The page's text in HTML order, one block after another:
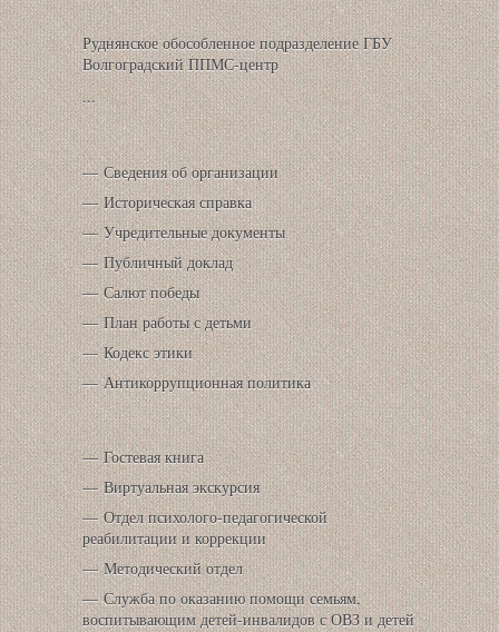
Руднянское обособленное подразделение ГБУ
Волгоградский ППМС-центр
...
Сведения об организации
Историческая справка
Учредительные документы
Публичный доклад
Салют победы
План работы с детьми
Кодекс этики
Антикоррупционная политика
Гостевая книга
Виртуальная экскурсия
Отдел психолого-педагогической
реабилитации и коррекции
Методический отдел
Служба по оказанию помощи семьям,
воспитывающим детей-инвалидов с ОВЗ и детей